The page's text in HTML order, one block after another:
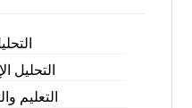
التحليل
التعليم